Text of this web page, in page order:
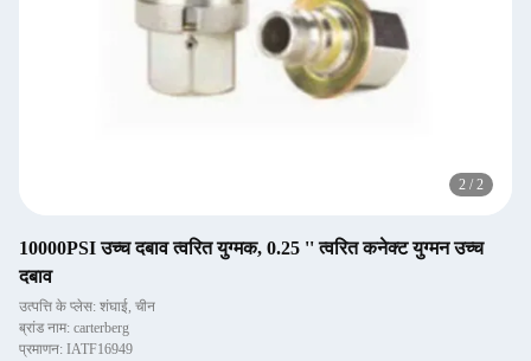
2 / 2
10000PSI उच्च दबाव त्वरित युग्मक, 0.25 '' त्वरित कनेक्ट युग्मन उच्च
दबाव
उत्पत्ति के प्लेस: शंघाई, चीन
ब्रांड नाम: carterberg
प्रमाणन: IATF16949